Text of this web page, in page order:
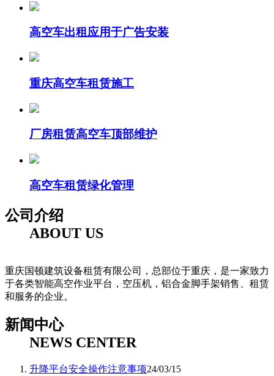
高空车出租应用于广告安装
重庆高空车租赁施工
厂房租赁高空车顶部维护
高空车租赁绿化管理
公司介绍
ABOUT US
重庆国顿建筑设备租赁有限公司，总部位于重庆，是一家致力
于各类智能高空作业平台，空压机，铝合金脚手架销售、租赁
和服务的企业。
新闻中心
NEWS CENTER
升降平台安全操作注意事项24/03/15